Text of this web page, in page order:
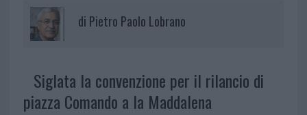
di Pietro Paolo Lobrano
Siglata la convenzione per il rilancio di
piazza Comando a la Maddalena